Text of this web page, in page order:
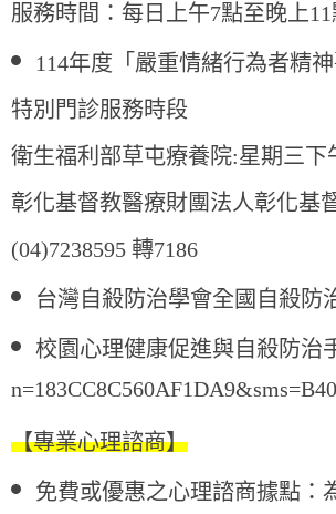
服務時間：每日上午7點至晚上11
114年度「嚴重情緒行為者精
特別門診服務時段
衛生福利部草屯療養院:星期三
彰化基督教醫療財團法人彰化基
(04)7238595 轉7186
台灣自殺防治學會全國 自殺防
校園心理健康促進與自殺防治
【專業心理諮商】
免費或優惠之心理諮商據點：